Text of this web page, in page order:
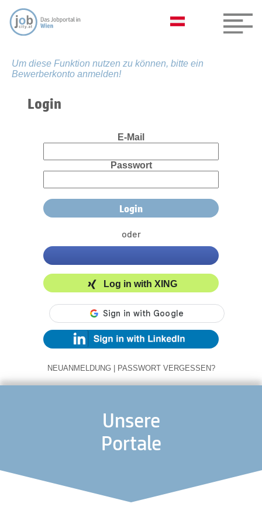
Um diese Funktion nutzen zu können, bitte ein
Bewerberkonto anmelden!
Login
E-Mail
Passwort
oder
Log in with XING
NEUANMELDUNG | PASSWORT VERGESSEN?
Unsere
Portale